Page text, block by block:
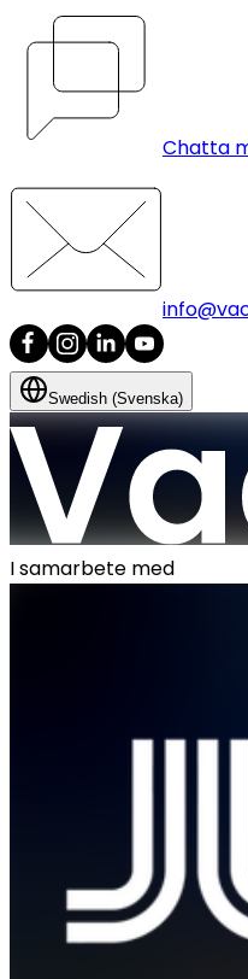
Chatta
Swedish (Svenska)
I samarbete med